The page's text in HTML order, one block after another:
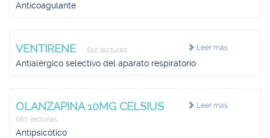
Anticoagulante
Leer más
VENTIRENE 610 lecturas
Antialérgico selectivo del aparato respiratorio
Leer más
OLANZAPINA 10MG CELSIUS
667 lecturas
Antipsicótico